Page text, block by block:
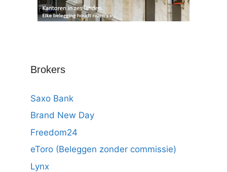
Brokers
Saxo Bank
Brand New Day
Freedom24
eToro (Beleggen zonder commissie)
Lynx